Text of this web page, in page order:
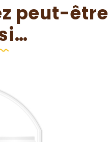
peut-être